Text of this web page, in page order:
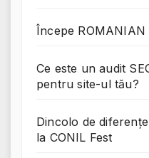
Începe ROMANIAN
Ce este un audit
pentru site-ul tău?
Dincolo de
la CONIL Fest